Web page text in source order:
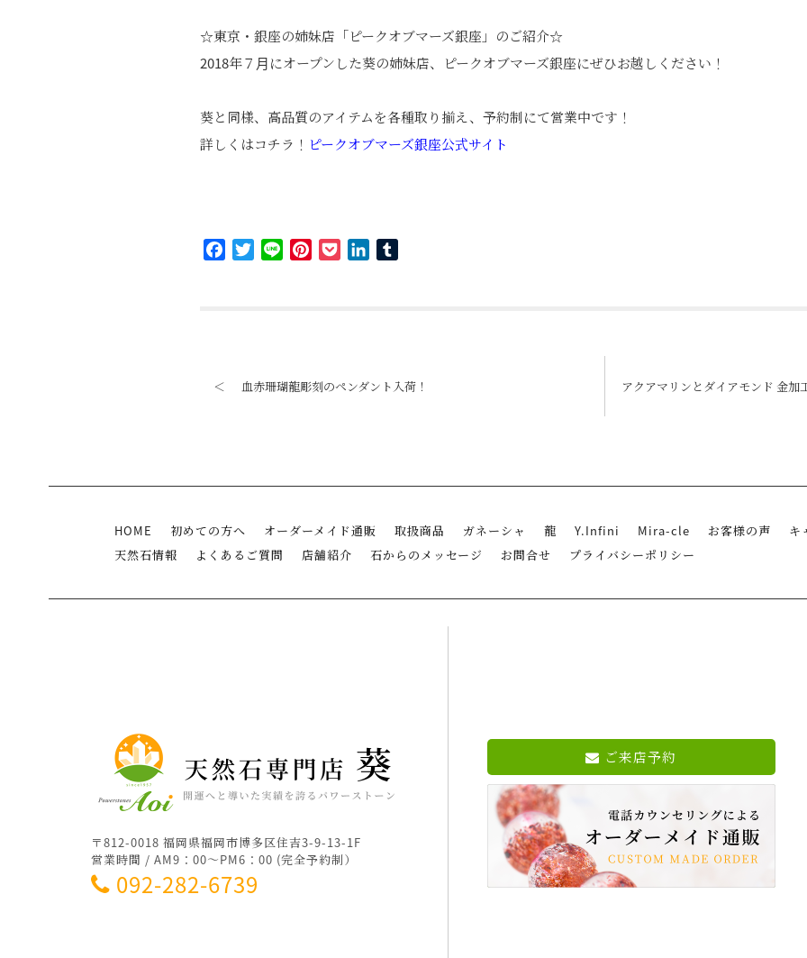
☆東京・銀座の姉妹店「ピークオブマーズ銀座」のご紹介☆
2018年７月にオープンした葵の姉妹店、ピークオブマーズ銀座にぜひお越しください！
葵と同様、高品質のアイテムを各種取り揃え、予約制にて営業中です！
詳しくはコチラ！ ピークオブマーズ銀座公式サイト
FacebookTwitterLine PinterestPocketLinkedIn
＜ 血赤珊瑚龍彫刻のペンダント入荷！
アクアマリンとダイアモンド 金加
HOME 初めての方へ オーダーメイド通販 取扱商品 ガネーシャ 龍 Y.Infini Mira-cle お客様の声 キ
天然石情報
よくあるご質問 店舗紹介 石からのメッセージ お問合せ プライバシーポリシー
〒812-0018 福岡県福岡市博多区住吉3-9-13-1F
営業時間 / AM9：00～PM6：00 (完全予約制）
092-282-6739
ご来店予約